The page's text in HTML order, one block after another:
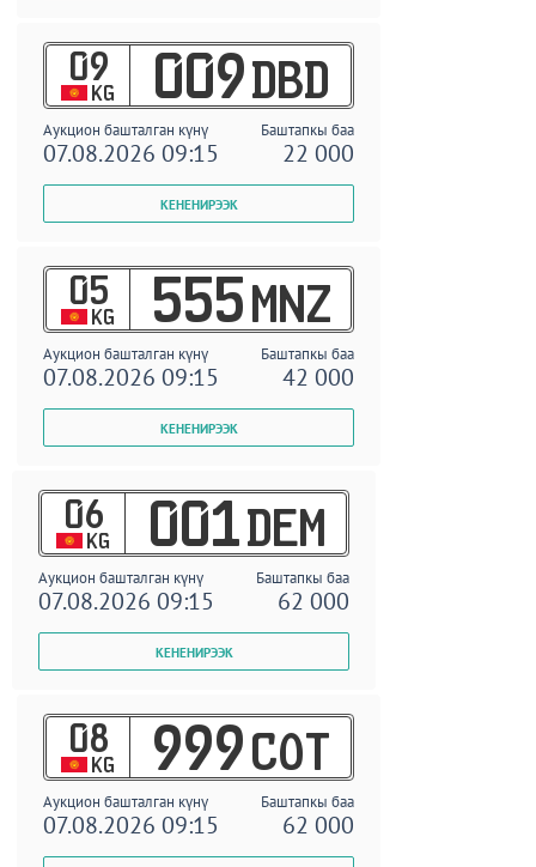
09
KG 009 DBD
Аукцион башталган күнү Баштапкы баа
07.08.2026 09:15 22 000
05
KG 555 MNZ
Аукцион башталган күнү Баштапкы баа
07.08.2026 09:15 42 000
06
KG 001 DEM
Аукцион башталган күнү Баштапкы баа
07.08.2026 09:15 62 000
08
KG 999 COT
Аукцион башталган күнү Баштапкы баа
07.08.2026 09:15 62 000